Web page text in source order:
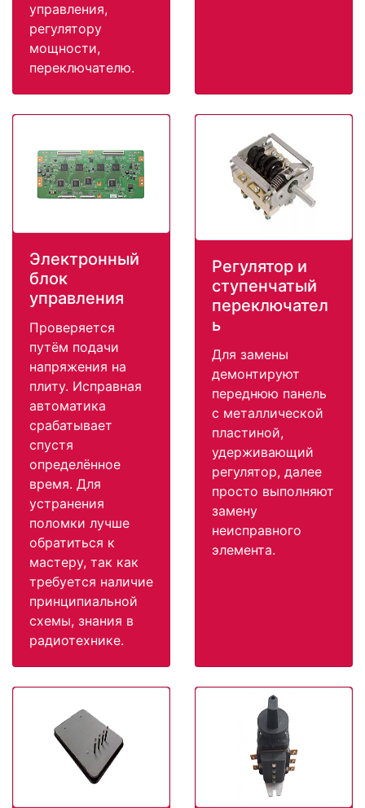
управления,
регулятору
мощности,
переключателю.
Электронный
блок
управления
Проверяется
путём подачи
напряжения на
плиту. Исправная
автоматика
срабатывает
спустя
определённое
время. Для
устранения
поломки лучше
обратиться к
мастеру, так как
требуется наличие
принципиальной
схемы, знания в
радиотехнике.
Регулятор и
ступенчатый
переключател
ь
Для замены
демонтируют
переднюю панель
с металлической
пластиной,
удерживающий
регулятор, далее
просто выполняют
замену
неисправного
элемента.